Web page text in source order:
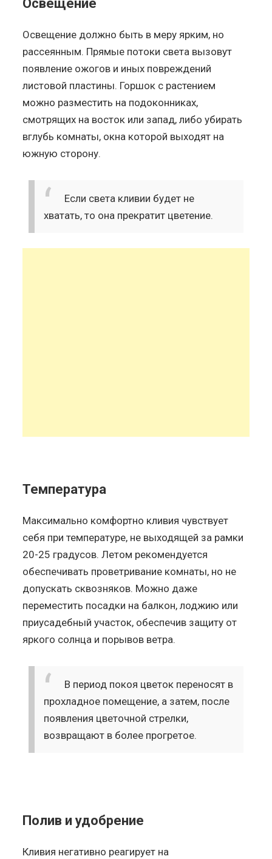
Освещение
Освещение должно быть в меру ярким, но
рассеянным. Прямые потоки света вызовут
появление ожогов и иных повреждений
листовой пластины. Горшок с растением
можно разместить на подоконниках,
смотрящих на восток или запад, либо убирать
вглубь комнаты, окна которой выходят на
южную сторону.
Если света кливии будет не
хватать, то она прекратит цветение.
Температура
Максимально комфортно кливия чувствует
себя при температуре, не выходящей за рамки
20-25 градусов. Летом рекомендуется
обеспечивать проветривание комнаты, но не
допускать сквозняков. Можно даже
переместить посадки на балкон, лоджию или
приусадебный участок, обеспечив защиту от
яркого солнца и порывов ветра.
В период покоя цветок переносят в
прохладное помещение, а затем, после
появления цветочной стрелки,
возвращают в более прогретое.
Полив и удобрение
Кливия негативно реагирует на